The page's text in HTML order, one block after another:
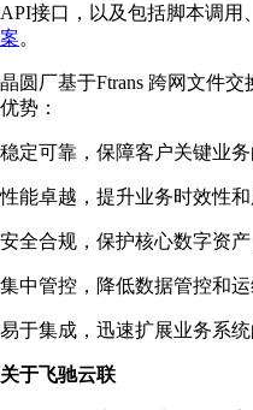
API接口，以及包括脚本调用
案。
晶圆厂基于Ftrans 跨网文件
优势：
稳定可靠，保障客户关键业务
性能卓越，提升业务时效性和
安全合规，保护核心数字资产
集中管控，降低数据管控和运
易于集成，迅速扩展业务系统
关于飞驰云联